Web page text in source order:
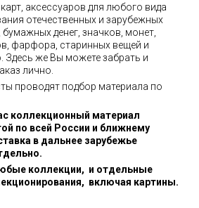
аксессуаров для любого вида
отечественных и зарубежных
бумажных денег, значков, монет,
фарфора, старинных вещей и
Здесь же Вы можете забрать и
лично.
проводят подбор материала по
коллекционный материал
по всей России и ближнему
в дальнее зарубежье
коллекции, и отдельные
включая картины.